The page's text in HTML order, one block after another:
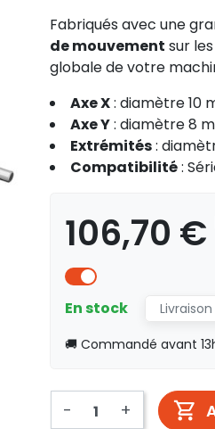
Fabriqués avec une
de mouvement sur
globale de votre
Axe X: diamètre 10
Axe Y: diamètre 8
Extrémités:
Compatibilité:
106,70 €
En stock
🚚 Commandé avant
- +